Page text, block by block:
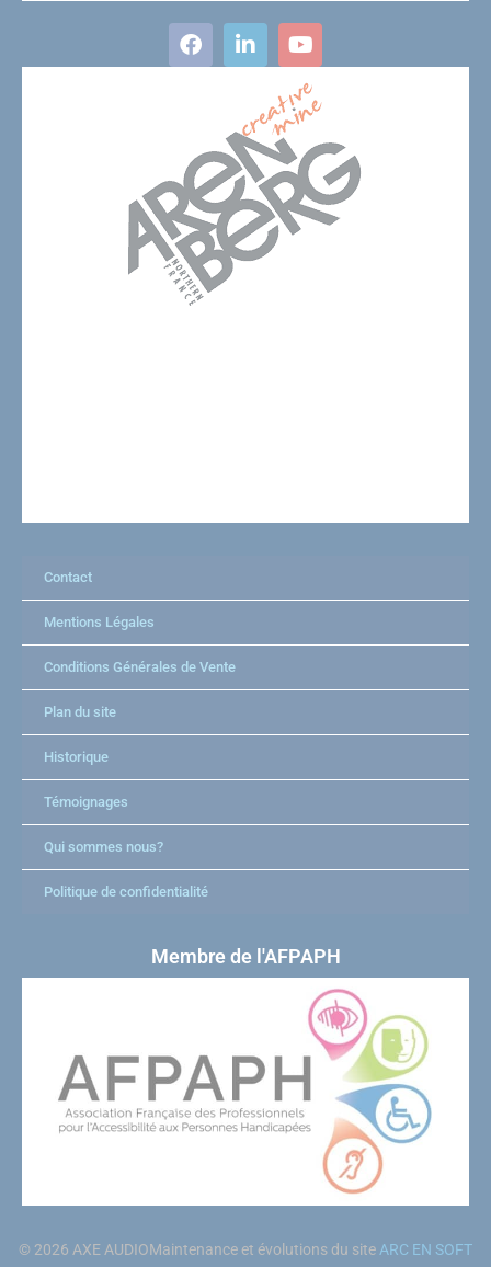
Contact
Mentions Légales
Conditions Générales de Vente
Plan du site
Historique
Témoignages
Qui sommes nous?
Politique de confidentialité
Membre de l'AFPAPH
© 2026 AXE AUDIOMaintenance et évolutions du site ARC EN SOFT